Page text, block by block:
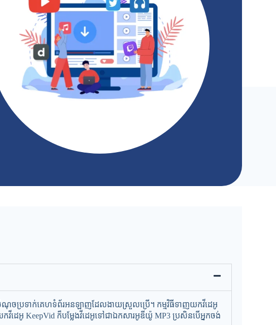
ចំណុចប្រទាក់គេហទំព័រអនឡាញដែលងាយស្រួលប្រើ។ កម្មវិធីទាញយកវីដេអូ
ដេអូ KeepVid ក៏បម្លែងវីដេអូទៅជាឯកសារអូឌីយ៉ូ MP3 ប្រសិនបើអ្នកចង់